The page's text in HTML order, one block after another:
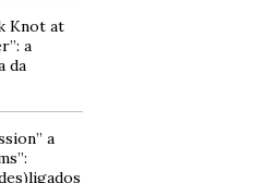
Knot at
a
da
a